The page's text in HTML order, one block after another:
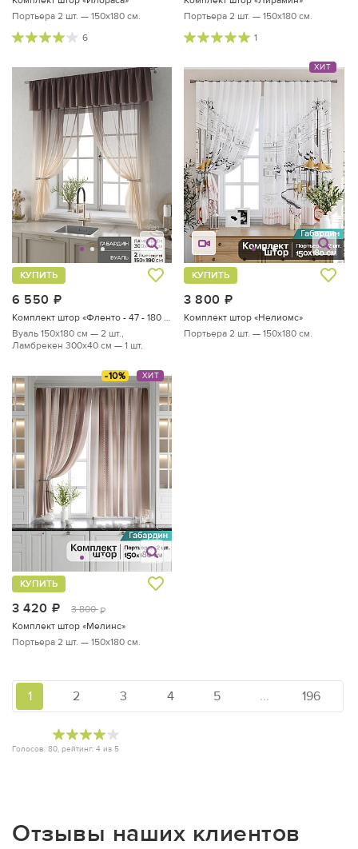
Портьера 2 шт. — 150х180 см.
6
Портьера 2 шт. — 150х180 см.
1
6 550
КУПИТЬ
Комплект штор «Фленто - 47 - 180 см»
Вуаль 150х180 см — 2 шт.,
Ламбрекен 300х40 см — 1 шт.
ХИТ
3 800
КУПИТЬ
Комплект штор «Нелиомс»
Портьера 2 шт. — 150х180 см.
-10% ХИТ
3 420 руб.
3 800 руб.
КУПИТЬ
Комплект штор «Мелинс»
Портьера 2 шт. — 150х180 см.
Голосов: 80, рейтинг: 4 из 5
1 2 3 4 5 ... 196
Отзывы наших клиентов